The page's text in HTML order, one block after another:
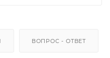
ВОПРОС - ОТВЕТ